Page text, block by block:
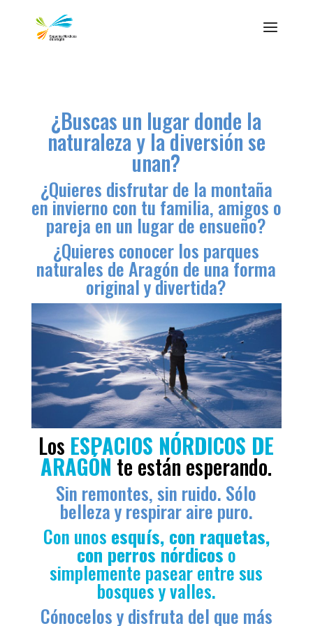
¿Buscas un lugar donde la
naturaleza y la diversión se
unan?
¿Quieres disfrutar de la montaña
en invierno con tu familia, amigos o
pareja en un lugar de ensueño?
¿Quieres conocer los parques
naturales de Aragón de una forma
original y divertida?
Los ESPACIOS NÓRDICOS DE
ARAGÓN te están esperando.
Sin remontes, sin ruido. Sólo
belleza y respirar aire puro.
Con unos esquís, con raquetas,
con perros nórdicoso
simplemente pasear entre sus
bosques y valles.
Cónocelosy disfruta del que más